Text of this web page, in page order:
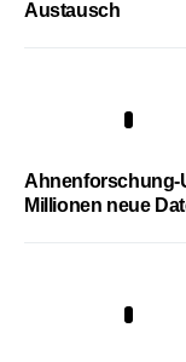
Austausch
Ahnenforschung-
Millionen neue